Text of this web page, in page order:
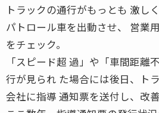
トラックの通行がもっとも 激し
パトロール車を出動させ、 営業
をチェック。
「スピード超 過」や「車間距離
行が見られ た場合には後日、ト
会社に指導 通知票を送付し、改